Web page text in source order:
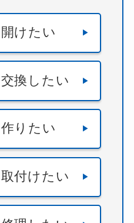
開けたい
交換したい
作りたい
取付けたい